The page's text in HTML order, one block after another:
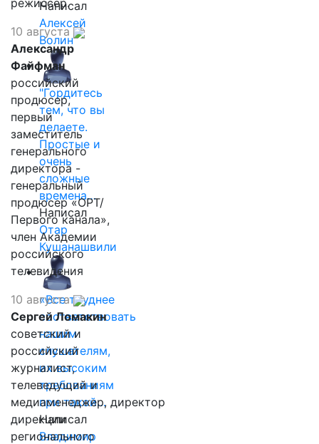
Написал
Алексей
Волин
"Гордитесь
тем, что вы
делаете.
Простые и
очень
сложные
времена…
Написал
Отар
Кушанашвили
«Все труднее
соответствовать
нашим
слушателям,
их высоким
требованиям
при такой…
Написал
Владимир
режиссер.
10 августа
Александр
Файфман
российский
продюсер,
первый
заместитель
генерального
директора -
генеральный
продюсер «ОРТ/
Первого канала»,
член Академии
российского
телевидения
10 августа
Сергей Ломакин
советский и
российский
журналист,
телеведущий и
медиаменеджер, директор
дирекции
регионального